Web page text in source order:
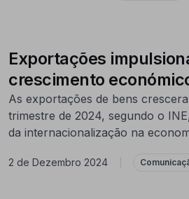
Exportações
crescimento
As exportações de bens
trimestre de 2024, segundo o
da internacionalização na
2 de Dezembro 2024